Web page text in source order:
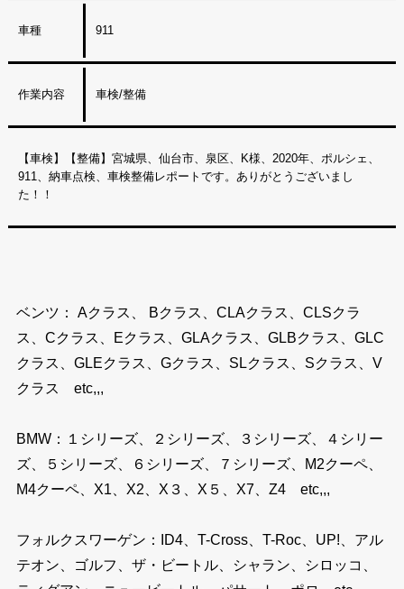
車種 911
作業内容 車検/整備
【車検】【整備】宮城県、仙台市、泉区、K様、2020年、ポルシェ、
911、納車点検、車検整備レポートです。ありがとうございまし
た！！
ベンツ： Aクラス、 Bクラス、CLAクラス、CLSクラ
ス、Cクラス、Eクラス、GLAクラス、GLBクラス、GLC
クラス、GLEクラス、Gクラス、SLクラス、Sクラス、V
クラス etc,,,
BMW：１シリーズ、２シリーズ、３シリーズ、４シリー
ズ、５シリーズ、６シリーズ、７シリーズ、M2クーペ、
M4クーペ、X1、X2、X３、X５、X7、Z4 etc,,,
フォルクスワーゲン：ID4、T-Cross、T-Roc、UP!、アル
テオン、ゴルフ、ザ・ビートル、シャラン、シロッコ、